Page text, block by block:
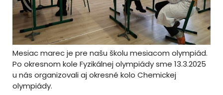
Mesiac marec je pre našu školu mesiacom olympiád.
Po okresnom kole Fyzikálnej olympiády sme 13.3.2025
u nás organizovali aj okresné kolo Chemickej
olympiády.